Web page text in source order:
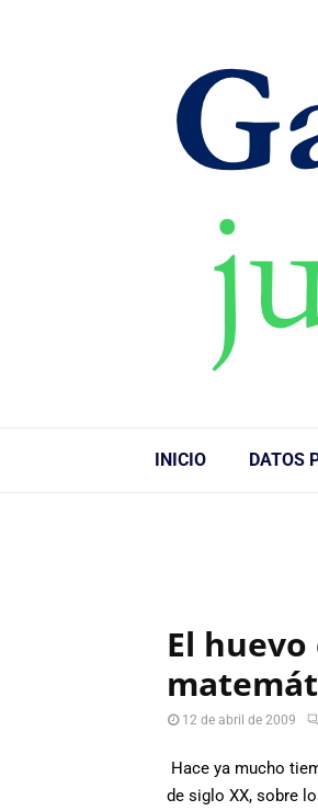
INICIO DATOS
El
12 de abril de 2009
Hace ya mucho
de siglo XX, sobre